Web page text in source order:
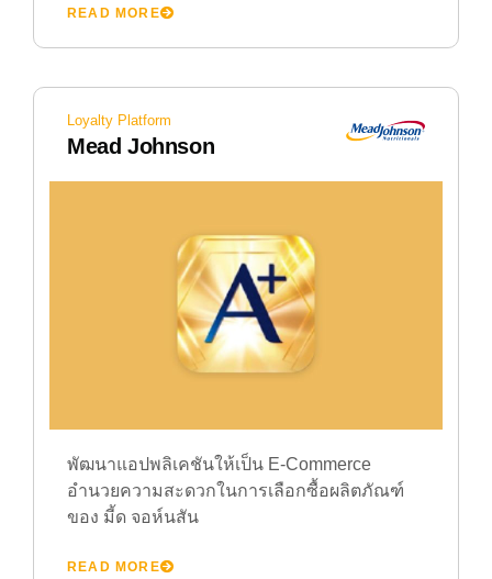
READ MORE
Loyalty Platform
Mead Johnson
พัฒนาแอปพลิเคชันให้เป็น E-Commerce
อำนวยความสะดวกในการเลือกซื้อผลิตภัณฑ์
ของ มี้ด จอห์นสัน
READ MORE